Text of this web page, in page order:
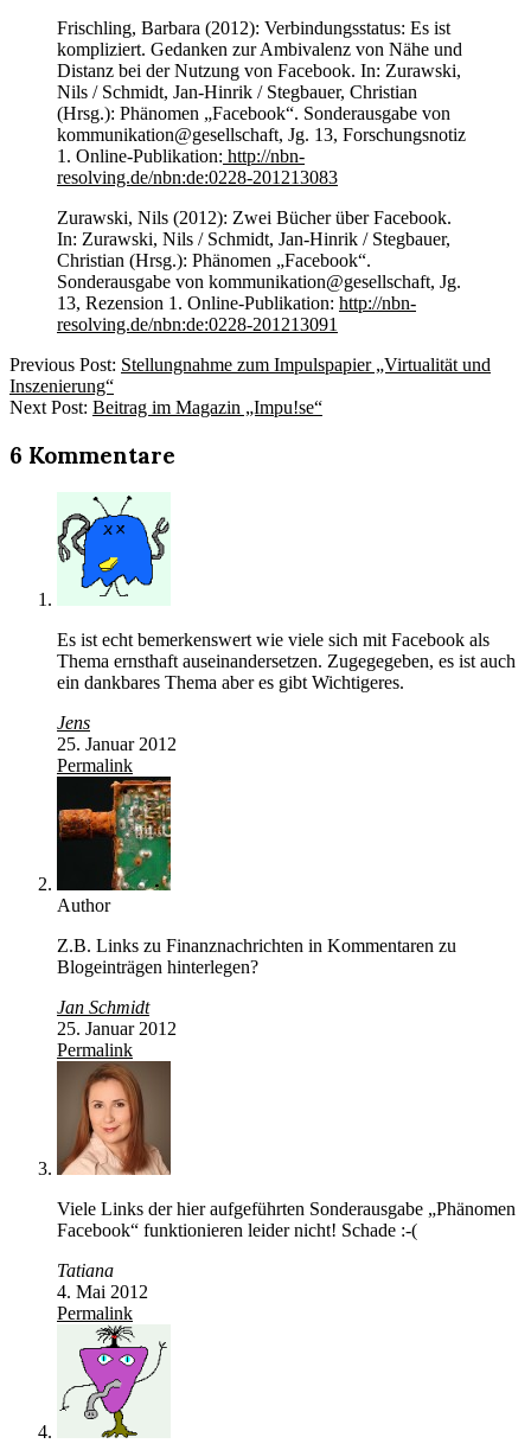
Frischling, Barbara (2012): Verbindungsstatus: Es ist
kompliziert. Gedanken zur Ambivalenz von Nähe und
Distanz bei der Nutzung von Facebook. In: Zurawski,
Nils / Schmidt, Jan-Hinrik / Stegbauer, Christian
(Hrsg.): Phänomen „Facebook“. Sonderausgabe von
kommunikation@gesellschaft, Jg. 13, Forschungsnotiz
1. Online-Publikation: http://nbn-
resolving.de/nbn:de:0228-201213083
Zurawski, Nils (2012): Zwei Bücher über Facebook.
In: Zurawski, Nils / Schmidt, Jan-Hinrik / Stegbauer,
Christian (Hrsg.): Phänomen „Facebook“.
Sonderausgabe von kommunikation@gesellschaft, Jg.
13, Rezension 1. Online-Publikation: http://nbn-
resolving.de/nbn:de:0228-201213091
2012-
01-
23
Previous Post: Stellungnahme zum Impulspapier „Virtualität und
Inszenierung“
Next Post: Beitrag im Magazin „Impu!se“
6 Kommentare
Es ist echt bemerkenswert wie viele sich mit Facebook als
Thema ernsthaft auseinandersetzen. Zugegegeben, es ist auch
ein dankbares Thema aber es gibt Wichtigeres.
Jens
25. Januar 2012
Permalink
Author
Z.B. Links zu Finanznachrichten in Kommentaren zu
Blogeinträgen hinterlegen?
Jan Schmidt
25. Januar 2012
Permalink
Viele Links der hier aufgeführten Sonderausgabe „Phänomen
Facebook“ funktionieren leider nicht! Schade :-(
Tatiana
4. Mai 2012
Permalink